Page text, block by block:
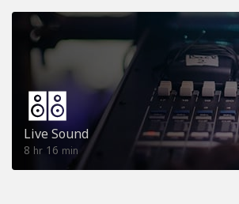
Live Sound
8 hr 16 min